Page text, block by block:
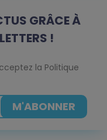
GRÂCE À
!
la Politique